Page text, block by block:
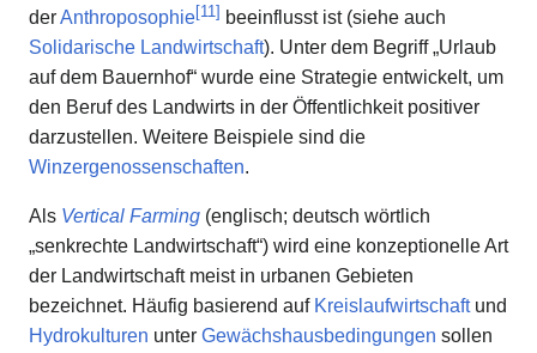
derAnthroposophie[11] beeinflusst ist (siehe auch
Solidarische Landwirtschaft). Unter dem Begriff „Urlaub
auf dem Bauernhof“ wurde eine Strategie entwickelt, um
den Beruf des Landwirts in der Öffentlichkeit positiver
darzustellen. Weitere Beispiele sind die
Winzergenossenschaften.
Als Vertical Farming (englisch; deutsch wörtlich
„senkrechte Landwirtschaft“) wird eine konzeptionelle Art
der Landwirtschaft meist in urbanen Gebieten
bezeichnet. Häufig basierend auf Kreislaufwirtschaftund
Hydrokulturen unter Gewächshausbedingungen sollen